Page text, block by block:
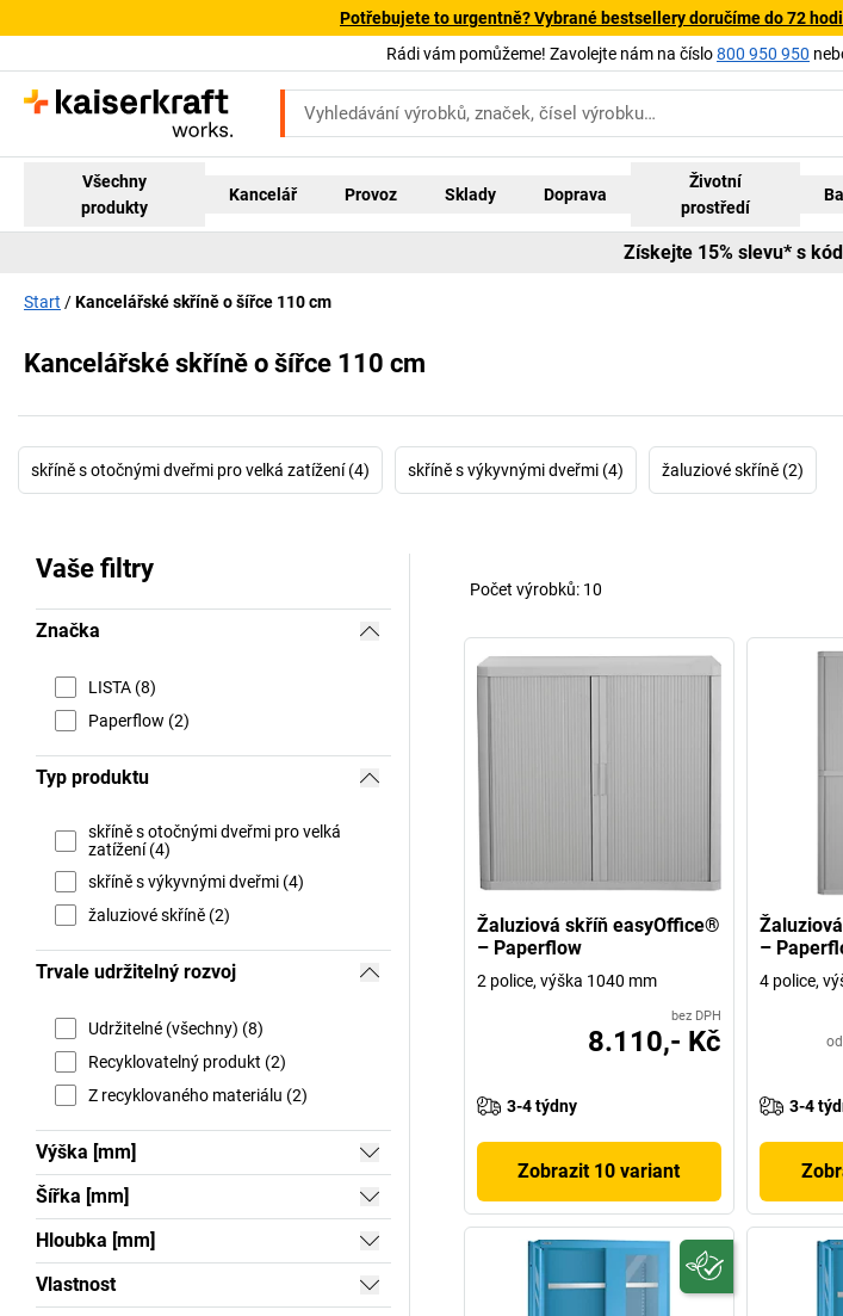
Potřebujete to urgentně? Vybrané bestsellery doručíme do 72
Rádi vám pomůžeme! Zavolejte nám na číslo800 950 950
Všechny
produkty
Kancelář Provoz Sklady Doprava
Životní
prostředí
Získejte 15% slevu* s
Start Kancelářské skříně o šířce 110 cm
Kancelářské skříně o šířce 110 cm
skříně s otočnými dveřmi pro velká zatížení (4) skříně s výkyvnými dveřmi (4) žaluziové skříně (2)
Vaše filtry
Značka
LISTA (8)
Paperflow (2)
Typ produktu
skříně s otočnými dveřmi pro velká
zatížení (4)
skříně s výkyvnými dveřmi (4)
žaluziové skříně (2)
Trvale udržitelný rozvoj
Udržitelné (všechny) (8)
Recyklovatelný produkt (2)
Z recyklovaného materiálu (2)
Výška [mm]
Šířka [mm]
Hloubka [mm]
Vlastnost
Počet výrobků: 10
Žaluziová skříň easyOffice®
– Paperflow
2 police, výška 1040 mm
bez DPH
8.110,- Kč
3-4 týdny
Zobrazit 10 variant
–
4 police,
od
3-4